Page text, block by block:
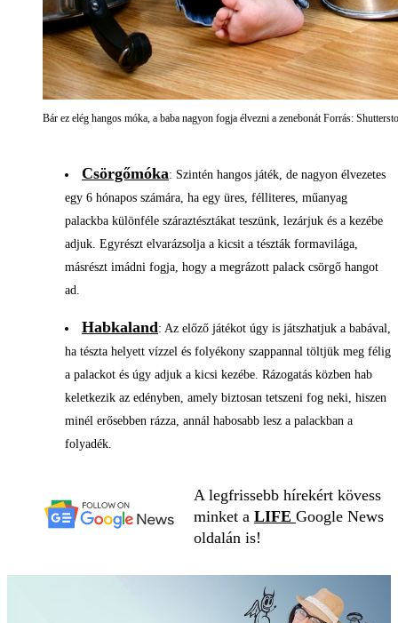
Bár ez elég hangos móka, a baba nagyon fogja élvezni a zenebonát Forrás:
Csörgőmóka: Szintén hangos játék, de nagyon élvezetes
egy 6 hónapos számára, ha egy üres, félliteres, műanyag
palackba különféle száraztésztákat teszünk, lezárjuk és a kezébe
adjuk. Egyrészt elvarázsolja a kicsit a tészták formavilága,
másrészt imádni fogja, hogy a megrázott palack csörgő hangot
ad.
Habkaland: Az előző játékot úgy is játszhatjuk a babával,
ha tészta helyett vízzel és folyékony szappannal töltjük meg félig
a palackot és úgy adjuk a kicsi kezébe. Rázogatás közben hab
keletkezik az edényben, amely biztosan tetszeni fog neki, hiszen
minél erősebben rázza, annál habosabb lesz a palackban a
folyadék.
A legfrissebb hírekért kövess
minket a LIFE Google News
oldalán is!